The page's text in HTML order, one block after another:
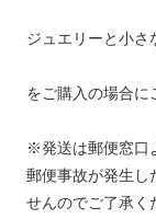
ジュエリーと小さ
をご購入の場合に
※発送は郵便窓口
郵便事故が発生し
せんのでご了承く